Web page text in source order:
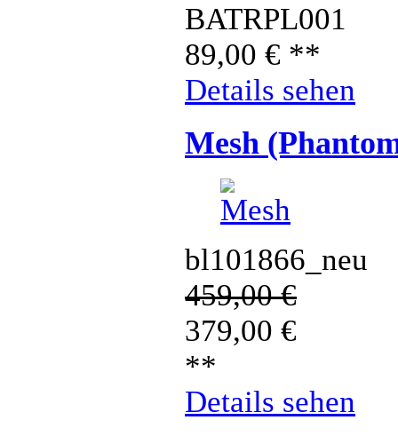
BATRPL001
89,00 € **
Details sehen
Mesh
bl101866_neu
459,00€
379,00 €
**
Details sehen